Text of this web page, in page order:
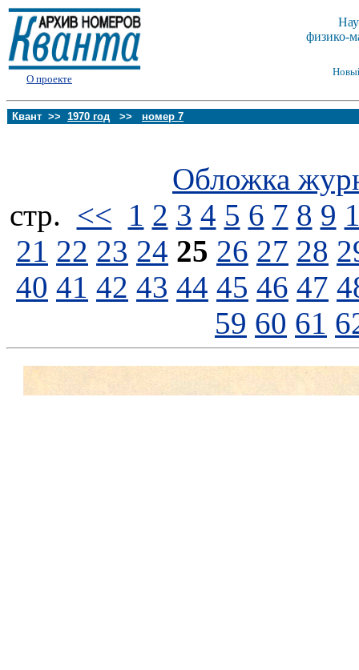
О проекте
физико-
Квант >> 1970 год >> номер 7
Обложка
стp. << 1 2 3 4 5 6 7 8 9
21 22 23 24 25 26 27 28
40 41 42 43 44 45 46 47
59 60 61